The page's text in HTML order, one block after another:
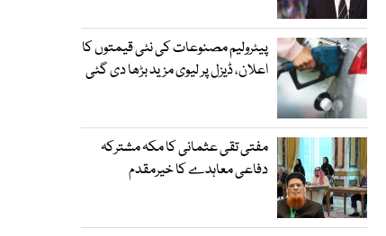
پیٹرولیم مصنوعات کی نئی قیمتوں کا
اعلان، ڈیزل پر لیوی مزید بڑھا دی گئی
مفتی تقی عثمانی کا مکہ مشترکہ
دفاعی معاہدے کا خیرمقدم